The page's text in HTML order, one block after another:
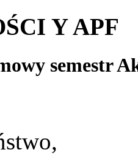
Y APF
semestr